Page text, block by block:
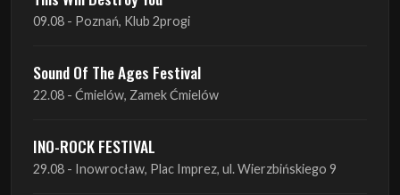
09.08 - Poznań, Klub 2progi
Sound Of The Ages Festival
22.08 - Ćmielów, Zamek Ćmielów
INO-ROCK FESTIVAL
29.08 - Inowrocław, Plac Imprez, ul. Wierzbińskiego 9